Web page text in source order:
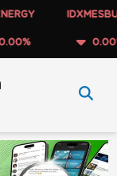
IDXMESBUMN
0.00%